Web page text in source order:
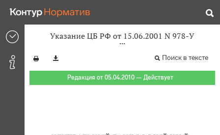
Указание ЦБ РФ от 15.06.2001 N 978-У
Поиск в тексте
Редакция от 05.04.2010 — Действует